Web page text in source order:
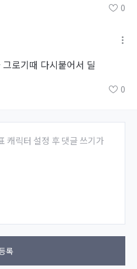
0
로기때 다시붙어서 딜
0
캐릭터 설정 후 댓글 쓰기가
록